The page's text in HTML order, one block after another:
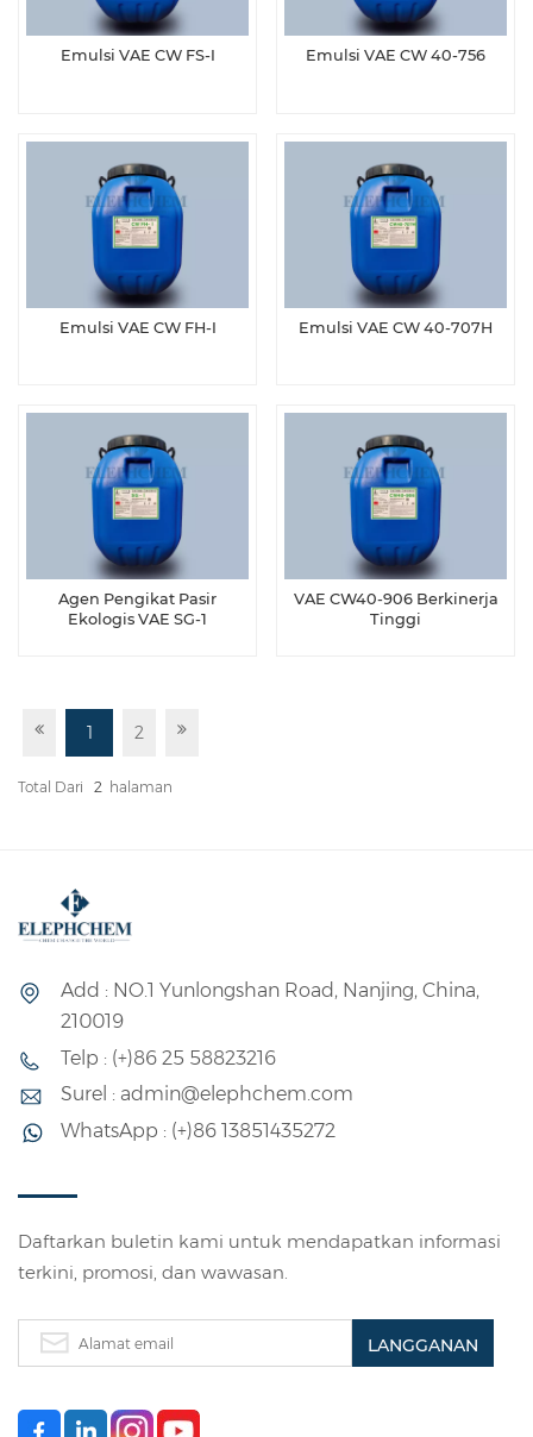
Emulsi VAE CW FS-Ⅰ Emulsi VAE CW 40-756
Emulsi VAE CW FH-Ⅰ Emulsi VAE CW 40-707H
Agen Pengikat Pasir
Ekologis VAE SG-1
VAE CW40-906 Berkinerja
Tinggi
1 2
Total Dari 2 Halaman
Add : NO.1 Yunlongshan Road, Nanjing, China,
210019
Telp : (+)86 25 58823216
Surel : admin@elephchem.com
WhatsApp : (+)86 13851435272
Daftarkan buletin kami untuk mendapatkan informasi
terkini, promosi, dan wawasan.